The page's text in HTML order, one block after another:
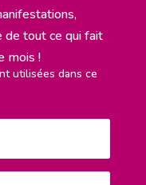
de tout ce qui fait
mois !
utilisées dans ce